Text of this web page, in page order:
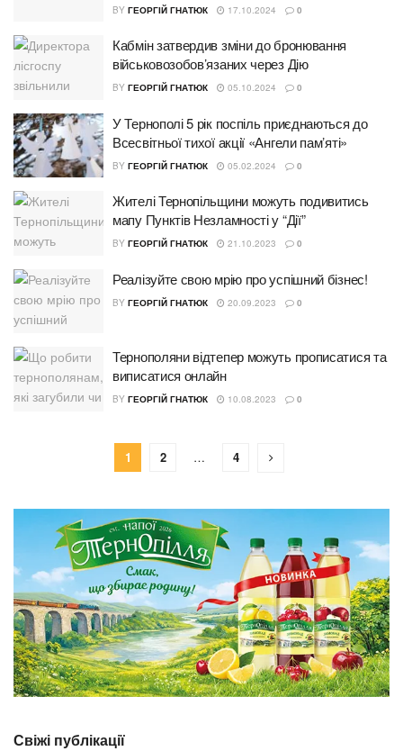
BY ГЕОРГІЙ ГНАТЮК 17.10.2024 0
Кабмін затвердив зміни до бронювання
військовозобов’язаних через Дію
BY ГЕОРГІЙ ГНАТЮК 05.10.2024 0
У Тернополі 5 рік поспіль приєднаються до
Всесвітньої тихої акції «Ангели памʼяті»
BY ГЕОРГІЙ ГНАТЮК 05.02.2024 0
Жителі Тернопільщини можуть подивитись
мапу Пунктів Незламності у “Дії”
BY ГЕОРГІЙ ГНАТЮК 21.10.2023 0
Реалізуйте свою мрію про успішний бізнес!
BY ГЕОРГІЙ ГНАТЮК 20.09.2023 0
Тернополяни відтепер можуть прописатися та
виписатися онлайн
BY ГЕОРГІЙ ГНАТЮК 10.08.2023 0
1 2 … 4
Свіжі публікації